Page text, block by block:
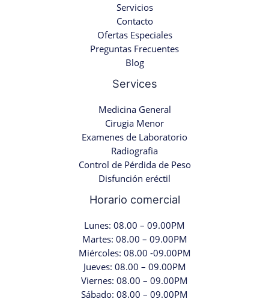
Servicios
Contacto
Ofertas Especiales
Preguntas Frecuentes
Blog
Services
Medicina General
Cirugia Menor
Examenes de Laboratorio
Radiografia
Control de Pérdida de Peso
Disfunción eréctil
Horario comercial
Lunes: 08.00 – 09.00PM
Martes: 08.00 – 09.00PM
Miércoles: 08.00 -09.00PM
Jueves: 08.00 – 09.00PM
Viernes: 08.00 – 09.00PM
Sábado: 08.00 – 09.00PM